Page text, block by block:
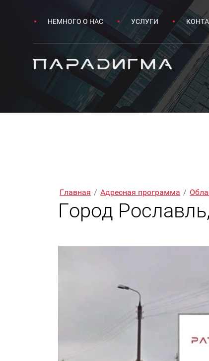
НЕМНОГО О НАС УСЛУГИ
Главная / Адресная программа /
Город